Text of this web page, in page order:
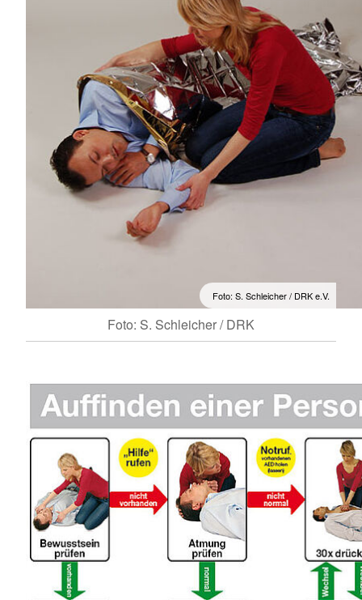
Foto: S. Schleicher / DRK e.V.
Foto: S. Schleicher / DRK